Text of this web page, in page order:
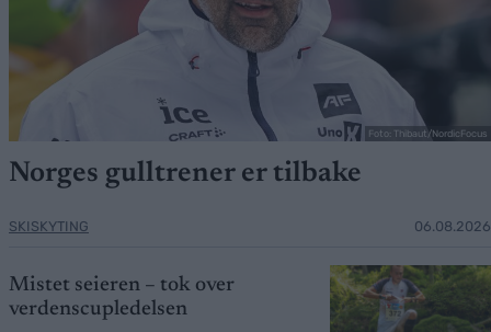
Foto: Thibaut/NordicFocus
Norges gulltrener er tilbake
SKISKYTING 06.08.2026
Mistet seieren – tok over
verdenscupledelsen